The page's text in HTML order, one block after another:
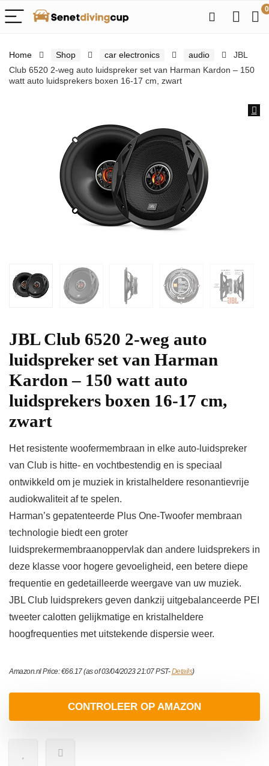
0
Home Shop car electronics audio
JBL
Club 6520 2-weg auto luidspreker set van Harman Kardon – 150
watt auto luidsprekers boxen 16-17 cm, zwart
JBL Club 6520 2-weg auto
luidspreker set van Harman
Kardon – 150 watt auto
luidsprekers boxen 16-17 cm,
zwart
Het resistente woofermembraan in elke auto-luidspreker
van Club is hitte- en vochtbestendig en is speciaal
ontwikkeld om je muziek in kristalheldere resonantievrije
audiokwaliteit af te spelen.
Harman’s gepatenteerde Plus One-Twoofer membraan
technologie biedt een groter
luidsprekermembraanoppervlak dan andere luidsprekers in
deze klasse voor hogere gevoeligheid, een betere diepe
frequentie en gedetailleerde weergave van uw muziek.
JBL Club luidsprekers geven dankzij uitgebalanceerde PEI
tweeter calotten gelijkmatige en kristalheldere
hoogfrequenties met uitstekende dispersie weer.
Amazon.nl Price:€66.17(as of 03/04/2023 21:07 PST-Details)
CONTROLEER OP AMAZON